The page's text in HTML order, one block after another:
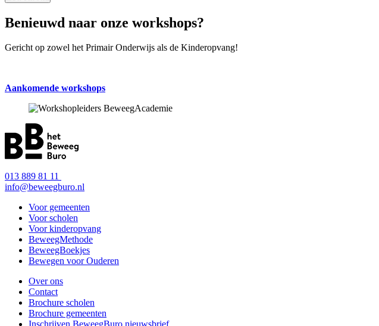
Benieuwd naar onze workshops?
Gericht op zowel het Primair Onderwijs als de Kinderopvang!
Aankomende workshops
013 889 81 11
info@beweegburo.nl
Voor gemeenten
Voor scholen
Voor kinderopvang
BeweegMethode
BeweegBoekjes
Bewegen voor Ouderen
Over ons
Contact
Brochure scholen
Brochure gemeenten
Inschrijven BeweegBuro nieuwsbrief